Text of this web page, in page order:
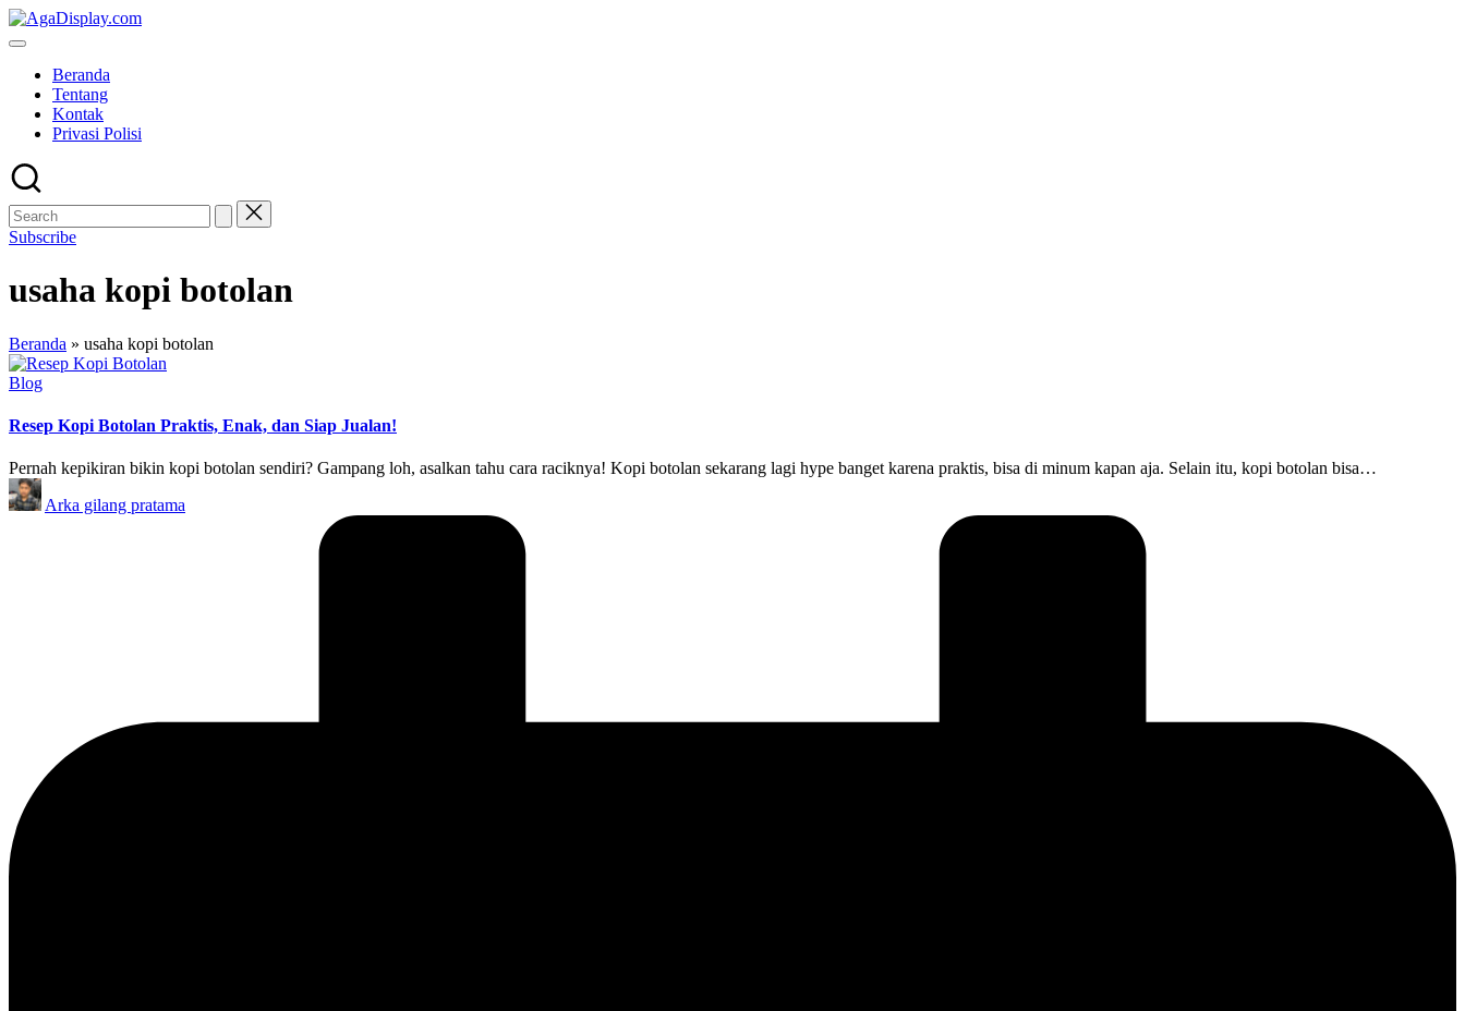
Skip
to
Beranda
Tentang
Kontak
Privasi Polisi
Subscribe
usaha kopi botolan
Beranda » usaha kopi botolan
Posted
Blog
Resep Kopi Botolan Praktis, Enak, dan Siap Jualan!
Pernah kepikiran bikin kopi botolan sendiri? Gampang loh, asalkan tahu cara raciknya! Kopi botolan sekarang lagi hype banget karena praktis, bisa di minum kapan aja. Selain itu, kopi botolan bisa…
Posted
by
Arka gilang pratama